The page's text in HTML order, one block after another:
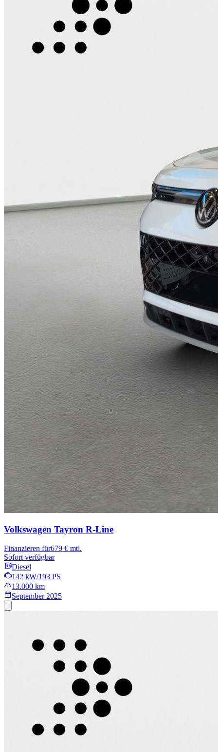
Volkswagen Tayron R-Line
Finanzieren für679 € mtl.
Sofort verfügbar
Diesel
142 kW/193 PS
13.000 km
September 2025